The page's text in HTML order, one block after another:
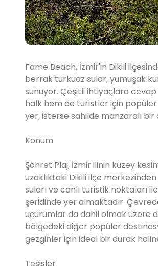
Fame Beach, İzmir'in Dikili
berrak turkuaz sular, yumuşak
sunuyor. Çeşitli ihtiyaçlara
halk hem de turistler için popüler
yer, isterse sahilde manzaralı
Konum
Şöhret Plaj, İzmir ilinin kuzey
uzaklıktaki Dikili ilçe
suları ve canlı turistik noktaları
şeridinde yer almaktadır.
uçurumlar da dahil olmak üzere
bölgedeki diğer popüler
gezginler için ideal bir durak
Tesisler